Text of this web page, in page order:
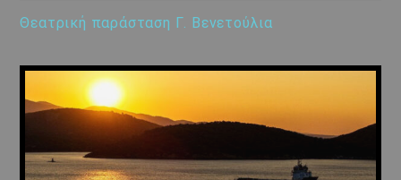
Θεατρική παράσταση Γ. Βενετούλια